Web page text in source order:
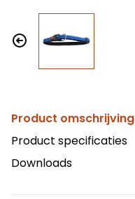
Product omschrijving
Product specificaties
Downloads